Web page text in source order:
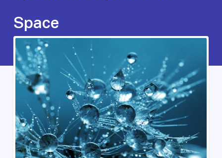
Space
8 april 2026, 12.00 - 18.00 uur